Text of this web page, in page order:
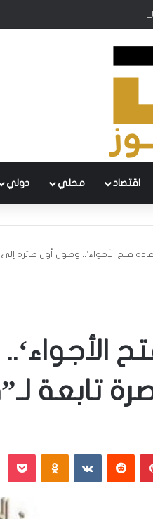
بغداد: إطلاق مشروع متكامل لتطوير
اقتصاد محلي دولي
فتح الأجواء‘.. وصول أول طائرة
تابعة
بينتيريست ‏VKontakte